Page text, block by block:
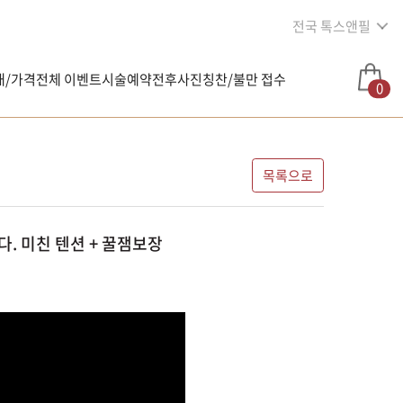
전국 톡스앤필
/가격전체 이벤트시술예약전후사진칭찬/불만 접수 0
목록으로
. 미친 텐션 + 꿀잼보장